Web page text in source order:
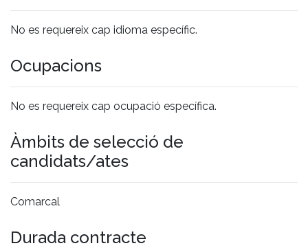
No es requereix cap idioma específic.
Ocupacions
No es requereix cap ocupació específica.
Àmbits de selecció de
candidats/ates
Comarcal
Durada contracte